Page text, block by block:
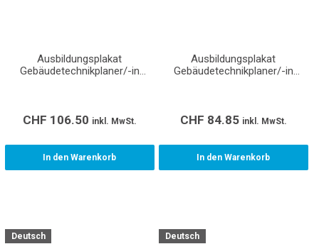
Ausbildungsplakat
Gebäudetechnikplaner/-in
CHF 106.50 inkl. MwSt.
In den Warenkorb
Ausbildungsplakat
Gebäudetechnikplaner/-in
CHF 84.85 inkl. MwSt.
In den Warenkorb
Deutsch Deutsch